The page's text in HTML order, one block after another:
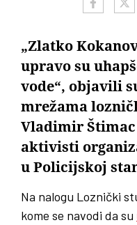
„Zlatko
upravo su
vode“, objavili
mrežama
Vladimir
aktivisti
u Policijskoj
Na nalogu Loznički
kome se navodi da su